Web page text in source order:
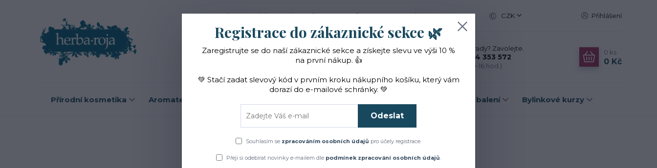
Blog O nás Novinky Vše o nákupu Reference Kontakt CZK Přihlášení
Hledat
Nevíte si rady? Zavolejte.
+420 774 353 572
(Po-Pá, 10-16 hod.)
0 ks
0 Kč
Přírodní kosmetika Aromaterapie Dárková balení Bylinkové kurzy
Úvod Ochrana osobních údajů e-shopu Herba·Roja
Registrace do zákaznické sekce 🌿
Zaregistrujte se do naší zákaznické sekce a získejte slevu ve výši 10 %
na první nákup. 👍
💚 Stačí zadat slevový kód v prvním kroku nákupního košíku, který vám
dorazí do e-mailové schránky. 💚
Odeslat
Souhlasím se zpracováním osobních údajů pro účely registrace.
Přeji si odebírat novinky e-mailem dle podmínek zpracování osobních údajů.